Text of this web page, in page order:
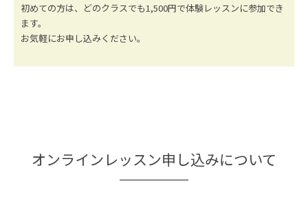
初めての方は、どのクラスでも1,500円で体験レッスンに参加でき
ます。
お気軽にお申し込みください。
オンラインレッスン申し込みについて